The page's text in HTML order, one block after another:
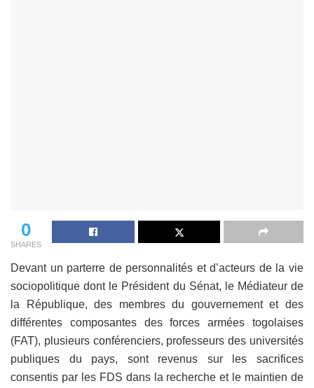
0
SHARES
Devant un parterre de personnalités et d’acteurs de la vie
sociopolitique dont le Président du Sénat, le Médiateur de
la République, des membres du gouvernement et des
différentes composantes des forces armées togolaises
(FAT), plusieurs conférenciers, professeurs des universités
publiques du pays, sont revenus sur les sacrifices
consentis par les FDS dans la recherche et le maintien de